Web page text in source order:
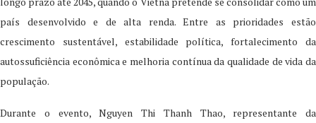
país desenvolvido e de alta renda. Entre as prioridades estão
crescimento sustentável, estabilidade política, fortalecimento da
autossuficiência econômica e melhoria contínua da qualidade de vida da
população.
Durante o evento, Nguyen Thi Thanh Thao, representante da